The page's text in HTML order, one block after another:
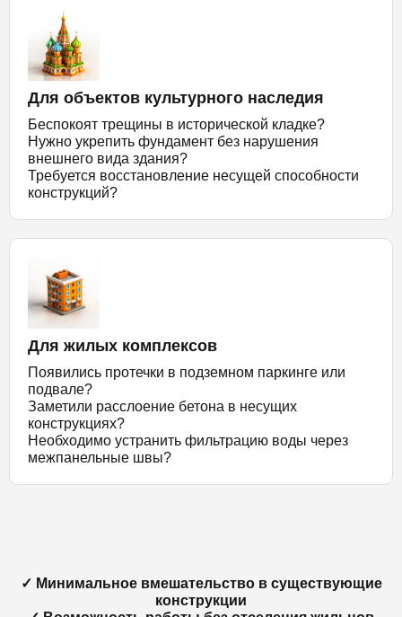
Для объектов культурного наследия
Беспокоят трещины в исторической кладке?
Нужно укрепить фундамент без нарушения
внешнего вида здания?
Требуется восстановление несущей способности
конструкций?
Для жилых комплексов
Появились протечки в подземном паркинге или
подвале?
Заметили расслоение бетона в несущих
конструкциях?
Необходимо устранить фильтрацию воды через
межпанельные швы?
✓ Минимальное вмешательство в существующие
конструкции